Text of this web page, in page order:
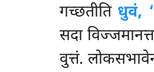
गच्छतीति धुवं,
सदा
वुत्तं.